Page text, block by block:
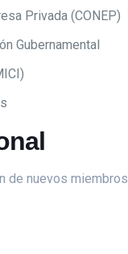
Privada (CONEP)
Gubernamental
de nuevos